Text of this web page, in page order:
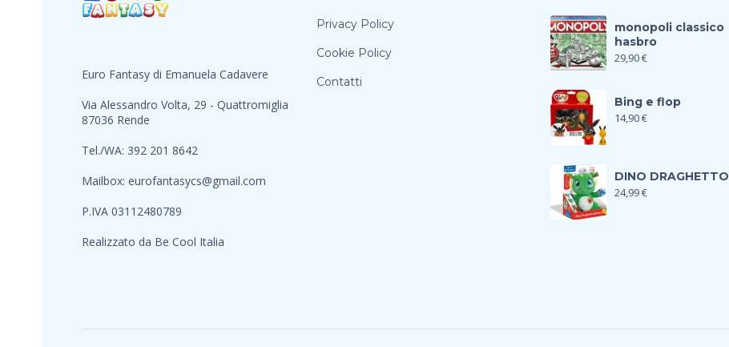
Euro Fantasy di Emanuela Cadavere
Via Alessandro Volta, 29 - Quattromiglia
87036 Rende
Tel./WA: 392 201 8642
Mailbox: eurofantasycs@gmail.com
P.IVA 03112480789
Realizzato da Be Cool Italia
Privacy Policy
Cookie Policy
Contatti
monopoli classico
hasbro
29,90€
Bing e flop
14,90€
DINO DRAGHETTO
24,99€